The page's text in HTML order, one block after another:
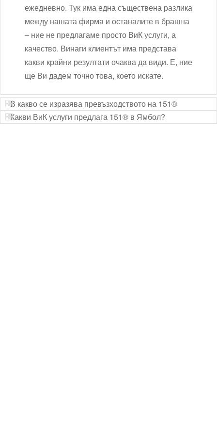
ежедневно. Тук има една съществена разлика
между нашата фирма и останалите в бранша
– ние не предлагаме просто ВиК услуги, а
качество. Винаги клиентът има представа
какви крайни резултати очаква да види. Е, ние
ще Ви дадем точно това, което искате.
В какво се изразява превъзходството на 151®
Какви ВиК услуги предлага 151® в Ямбол?